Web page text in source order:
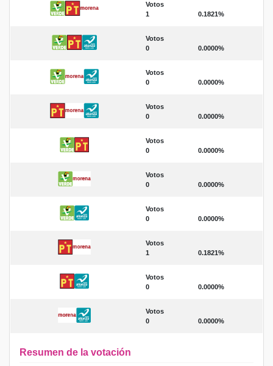
Votos
1
0.1821%
Votos
0
0.0000%
Votos
0
0.0000%
Votos
0
0.0000%
Votos
0
0.0000%
Votos
0
0.0000%
Votos
0
0.0000%
Votos
1
0.1821%
Votos
0
0.0000%
Votos
0
0.0000%
Resumen de la votación